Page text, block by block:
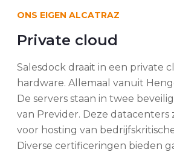
ONS EIGEN ALCATRAZ
Private cloud
Salesdock draait in een private
hardware. Allemaal vanuit
De servers staan in twee
van Previder. Deze
voor hosting van
Diverse certificeringen bieden